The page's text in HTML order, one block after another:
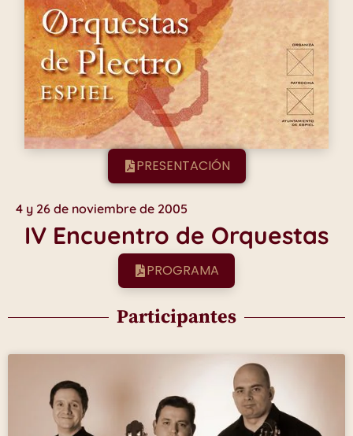
PRESENTACIÓN
4 y 26 de noviembre de 2005
IV Encuentro de Orquestas
PROGRAMA
Participantes